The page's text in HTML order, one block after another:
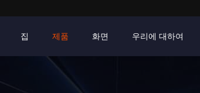
집 제품 화면 우리에 대하여